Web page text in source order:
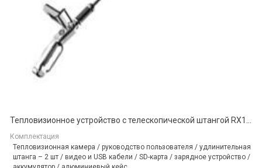
Комплектация
Тепловизионная камера / руководство пользователя / удлинительная
штанга – 2 шт / видео и USB кабели / SD-карта / зарядное устройство /